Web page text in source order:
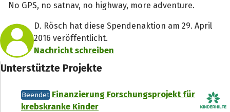
No GPS, no satnav, no highway, more adventure.
D. Rösch hat diese Spendenaktion am 29. April
2016 veröffentlicht.
Nachricht schreiben
Unterstützte Projekte
Beendet Finanzierung Forschungsprojekt für
krebskranke Kinder